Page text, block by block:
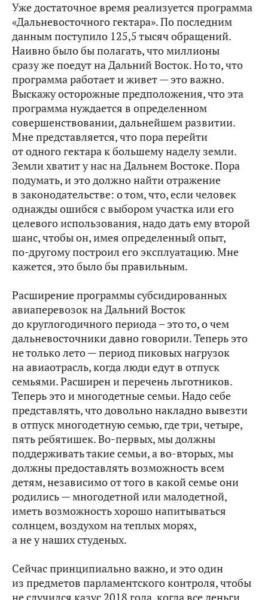
Уже достаточное время реализуется программа
«Дальневосточного гектара». По последним
данным поступило 125,5 тысяч обращений.
Наивно было бы полагать, что миллионы
сразу же поедут на Дальний Восток. Но то, что
программа работает и живет — это важно.
Выскажу осторожные предположения, что эта
программа нуждается в определенном
совершенствовании, дальнейшем развитии.
Мне представляется, что пора перейти
от одного гектара к большему наделу земли.
Земли хватит у нас на Дальнем Востоке. Пора
подумать, и это должно найти отражение
в законодательстве: о том, что, если человек
однажды ошибся с выбором участка или его
целевого использования, надо дать ему второй
шанс, чтобы он, имея определенный опыт,
по‑другому построил его эксплуатацию. Мне
кажется, это было бы правильным.
Расширение программы субсидированных
авиаперевозок на Дальний Восток
до круглогодичного периода – это то, о чем
дальневосточники давно говорили. Теперь это
не только лето — период пиковых нагрузок
на авиаотрасль, когда люди едут в отпуск
семьями. Расширен и перечень льготников.
Теперь это и многодетные семьи. Надо себе
представлять, что довольно накладно вывезти
в отпуск многодетную семью, где три, четыре,
пять ребятишек. Во‑первых, мы должны
поддерживать такие семьи, а во‑вторых, мы
должны предоставлять возможность всем
детям, независимо от того в какой семье они
родились — многодетной или малодетной,
иметь возможность хорошо напитываться
солнцем, воздухом на теплых морях,
а не у наших студеных.
Сейчас принципиально важно, и это один
из предметов парламентского контроля, чтобы